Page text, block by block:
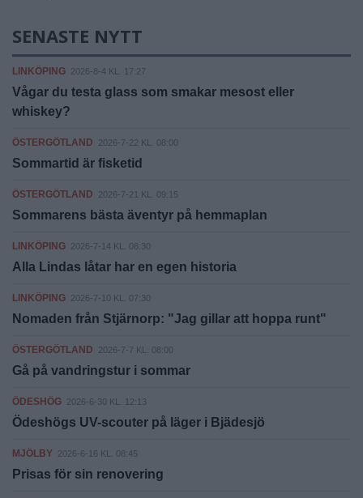
SENASTE NYTT
LINKÖPING 2026-8-4 KL. 17:27
Vågar du testa glass som smakar mesost eller
whiskey?
ÖSTERGÖTLAND 2026-7-22 KL. 08:00
Sommartid är fisketid
ÖSTERGÖTLAND 2026-7-21 KL. 09:15
Sommarens bästa äventyr på hemmaplan
LINKÖPING 2026-7-14 KL. 08:30
Alla Lindas låtar har en egen historia
LINKÖPING 2026-7-10 KL. 07:30
Nomaden från Stjärnorp: "Jag gillar att hoppa runt"
ÖSTERGÖTLAND 2026-7-7 KL. 08:00
Gå på vandringstur i sommar
ÖDESHÖG 2026-6-30 KL. 12:13
Ödeshögs UV-scouter på läger i Bjädesjö
MJÖLBY 2026-6-16 KL. 08:45
Prisas för sin renovering